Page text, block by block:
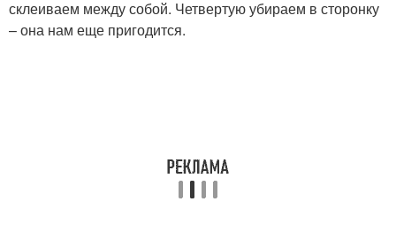
склеиваем между собой. Четвертую убираем в сторонку
– она нам еще пригодится.